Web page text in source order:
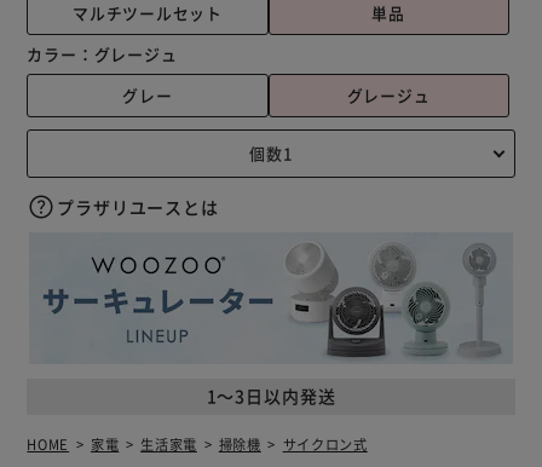
マルチツールセット
単品
カラー： グレージュ
グレー
グレージュ
1～3日以内発送
プラザリユースとは
HOME 家電 生活家電 掃除機 サイクロン式